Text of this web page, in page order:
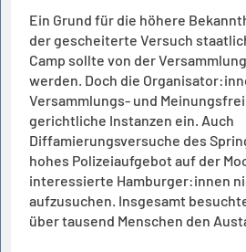
Ein Grund für die höhere
der gescheiterte Versuch
Camp sollte von der
werden. Doch die
Versammlungs- und
gerichtliche Instanzen ein. Auch
Diffamierungsversuche des
hohes Polizeiaufgebot auf der
interessierte Hamburger:innen
aufzusuchen. Insgesamt
über tausend Menschen den